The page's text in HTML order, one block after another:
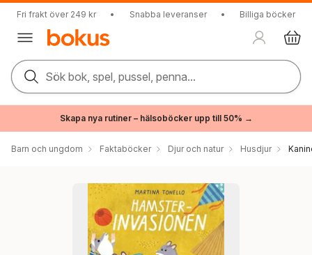
Fri frakt över 249 kr • Snabba leveranser • Billiga böcker
Sök bok, spel, pussel, penna...
Skapa nya rutiner – hälsoböcker upp till 50% →
Barn och ungdom Faktaböcker Djur och natur Husdjur